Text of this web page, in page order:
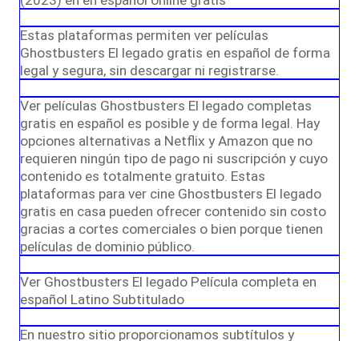
Estas plataformas permiten ver películas
Ghostbusters El legado gratis en español de forma
legal y segura, sin descargar ni registrarse.
Ver películas Ghostbusters El legado completas
gratis en español es posible y de forma legal. Hay
opciones alternativas a Netflix y Amazon que no
requieren ningún tipo de pago ni suscripción y cuyo
contenido es totalmente gratuito. Estas
plataformas para ver cine Ghostbusters El legado
gratis en casa pueden ofrecer contenido sin costo
gracias a cortes comerciales o bien porque tienen
películas de dominio público.
Ver Ghostbusters El legado Película completa en
español Latino Subtitulado
En nuestro sitio proporcionamos subtítulos y